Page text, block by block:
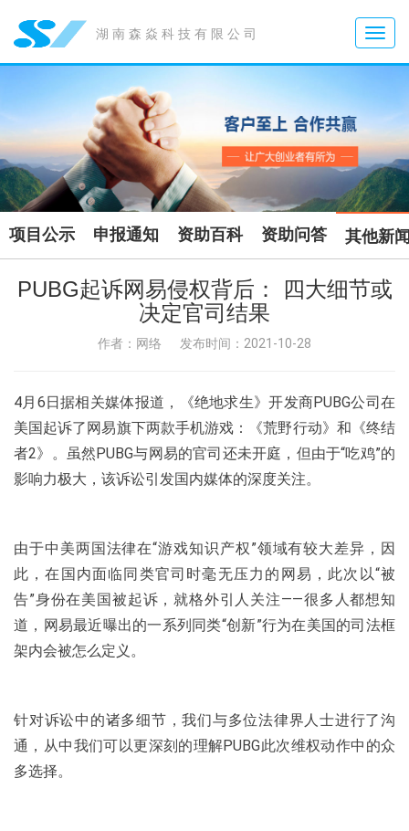
湖南森焱科技有限公司
Toggle
项目公示 申报通知 资助百科 资助问答 其他新
PUBG起诉网易侵权背后： 四大细节或
决定官司结果
作者：网络 发布时间：2021-10-28
4月6日据相关媒体报道，《绝地求生》开发商PUBG公司在
美国起诉了网易旗下两款手机游戏：《荒野行动》和《终结
者2》。虽然PUBG与网易的官司还未开庭，但由于“吃鸡”的
影响力极大，该诉讼引发国内媒体的深度关注。
由于中美两国法律在“游戏知识产权”领域有较大差异，因
此，在国内面临同类官司时毫无压力的网易，此次以“被
告”身份在美国被起诉，就格外引人关注——很多人都想知
道，网易最近曝出的一系列同类“创新”行为在美国的司法框
架内会被怎么定义。
针对诉讼中的诸多细节，我们与多位法律界人士进行了沟
通，从中我们可以更深刻的理解PUBG此次维权动作中的众
多选择。